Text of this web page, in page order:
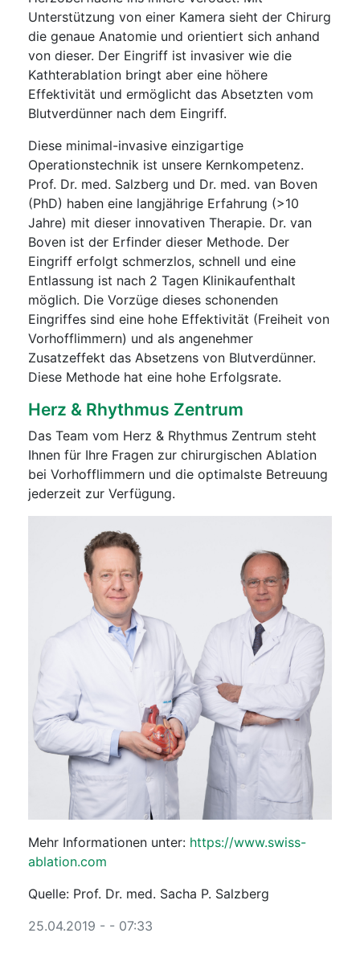
Unterstützung von einer Kamera sieht der Chirurg
die genaue Anatomie und orientiert sich anhand
von dieser. Der Eingriff ist invasiver wie die
Kathterablation bringt aber eine höhere
Effektivität und ermöglicht das Absetzten vom
Blutverdünner nach dem Eingriff.
Diese minimal-invasive einzigartige
Operationstechnik ist unsere Kernkompetenz.
Prof. Dr. med. Salzberg und Dr. med. van Boven
(PhD) haben eine langjährige Erfahrung (>10
Jahre) mit dieser innovativen Therapie. Dr. van
Boven ist der Erfinder dieser Methode. Der
Eingriff erfolgt schmerzlos, schnell und eine
Entlassung ist nach 2 Tagen Klinikaufenthalt
möglich. Die Vorzüge dieses schonenden
Eingriffes sind eine hohe Effektivität (Freiheit von
Vorhofflimmern) und als angenehmer
Zusatzeffekt das Absetzens von Blutverdünner.
Diese Methode hat eine hohe Erfolgsrate.
Herz & Rhythmus Zentrum
Das Team vom Herz & Rhythmus Zentrum steht
Ihnen für Ihre Fragen zur chirurgischen Ablation
bei Vorhofflimmern und die optimalste Betreuung
jederzeit zur Verfügung.
Mehr Informationen unter: https://www.swiss-
ablation.com
Quelle: Prof. Dr. med. Sacha P. Salzberg
25.04.2019 - - 07:33